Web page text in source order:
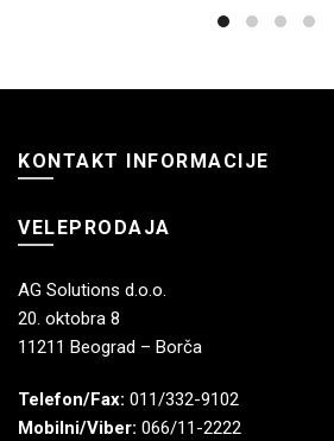
KONTAKT INFORMACIJE
VELEPRODAJA
AG Solutions d.o.o.
20. oktobra 8
11211 Beograd – Borča
Telefon/Fax: 011/332-9102
Mobilni/Viber: 066/11-2222